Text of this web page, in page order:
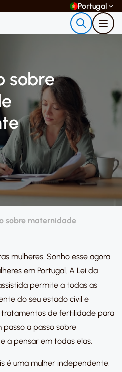
Portugal
sobre
sobre maternidade
mulheres. Sonho esse agora
em Portugal. A Lei da
permite a todas as
do seu estado civil e
de fertilidade para
passo a passo sobre
a pensar em todas elas.
é uma mulher independente,